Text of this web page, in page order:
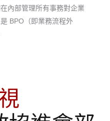
內部管理所有事務對企業
BPO（即業務流程外